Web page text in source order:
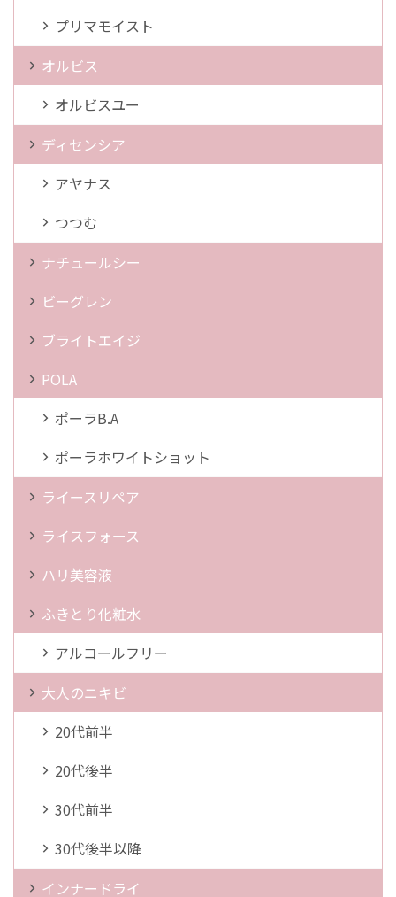
プリマモイスト
オルビス
オルビスユー
ディセンシア
アヤナス
つつむ
ナチュールシー
ビーグレン
ブライトエイジ
POLA
ポーラB.A
ポーラホワイトショット
ライースリペア
ライスフォース
ハリ美容液
ふきとり化粧水
アルコールフリー
大人のニキビ
20代前半
20代後半
30代前半
30代後半以降
インナードライ